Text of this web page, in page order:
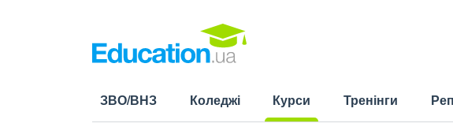
ЗВО/ВНЗ Коледжі
Курси
Тренінги